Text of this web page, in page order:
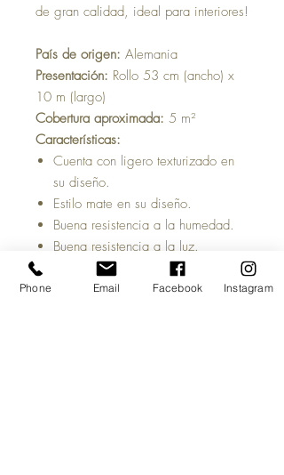
de gran calidad, ideal para interiores!
País de origen: Alemania
Presentación: Rollo 53 cm (ancho) x
10 m (largo)
Cobertura aproximada: 5 m²
Características:
Cuenta con ligero texturizado en
su diseño.
Estilo mate en su diseño.
Buena resistencia a la humedad.
Buena resistencia a la luz.
Repetición del patrón:
0 cm
Tiempo estimado de entrega:5 a 7
Phone Email Facebook Instagram